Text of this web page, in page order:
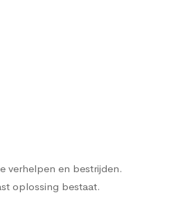
verhelpen en bestrijden.
oplossing bestaat.